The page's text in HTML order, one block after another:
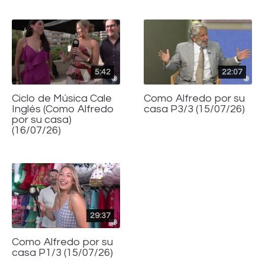
5:42
Ciclo de Música Cale
Inglés (Como Alfredo
por su casa)
(16/07/26)
22:07
Como Alfredo por su
casa P3/3 (15/07/26)
29:37
Como Alfredo por su
casa P1/3 (15/07/26)